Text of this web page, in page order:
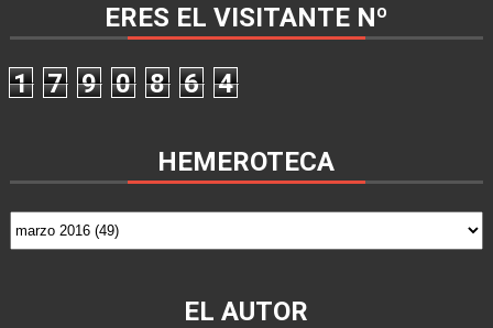
ERES EL VISITANTE Nº
1 7 9 0 8 6 4
HEMEROTECA
EL AUTOR